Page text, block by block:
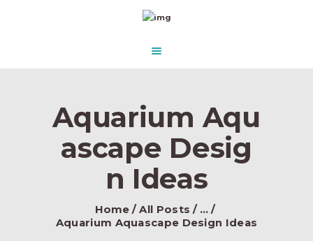
Aquarium Aqu
ascape Desig
n Ideas
Home All Posts
...
Aquarium Aquascape Design Ideas
AQUASCAPE PARADISE
CONTACT